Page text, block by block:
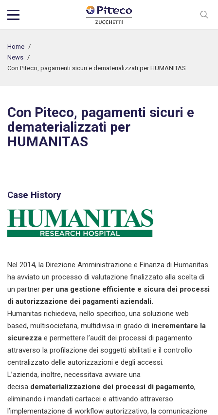
Home /
News /
Con Piteco, pagamenti sicuri e dematerializzati per HUMANITAS
Con Piteco, pagamenti sicuri e
dematerializzati per
HUMANITAS
Case History
Nel 2014, la Direzione Amministrazione e Finanza di Humanitas
ha avviato un processo di valutazione finalizzato alla scelta di
un partner per una gestione efficiente e sicura dei processi
di autorizzazione dei pagamenti aziendali.
Humanitas richiedeva, nello specifico, una soluzione web
based, multisocietaria, multidivisa in grado di incrementare la
sicurezza e permettere l’audit dei processi di pagamento
attraverso la profilazione dei soggetti abilitati e il controllo
centralizzato delle autorizzazioni e degli accessi.
L’azienda, inoltre, necessitava avviare una
decisa dematerializzazione dei processi di pagamento,
eliminando i mandati cartacei e attivando attraverso
l’implementazione di workflow autorizzativo, la comunicazione